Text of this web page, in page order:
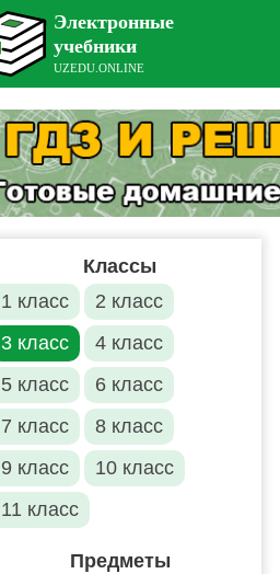
Классы
1 класс
2 класс
3 класс
4 класс
5 класс
6 класс
7 класс
8 класс
9 класс
10 класс
11 класс
Предметы